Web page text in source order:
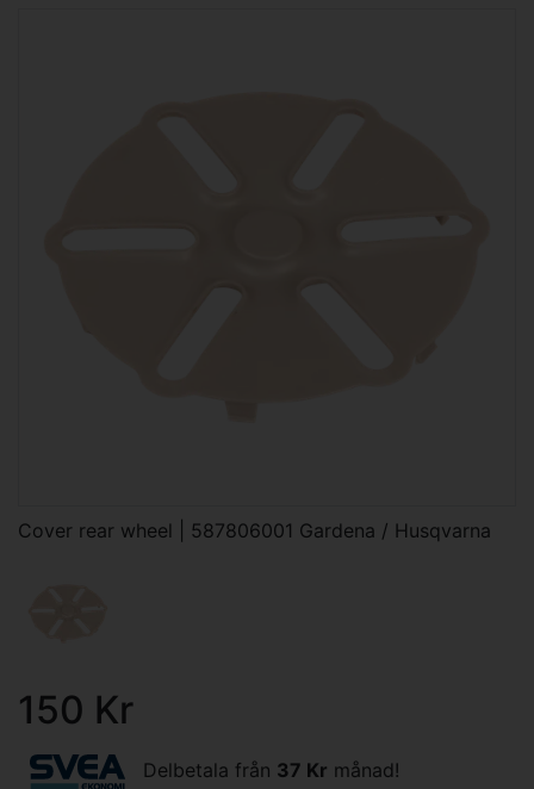
Cover rear wheel | 587806001 Gardena / Husqvarna
150 Kr
Delbetala från 37 Kr månad!